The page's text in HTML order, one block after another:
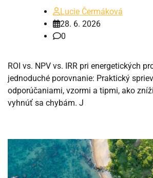
Lucie Čermáková
28. 6. 2026
0
ROI vs. NPV vs. IRR pri energetických
jednoduché porovnanie: Praktický
odporúčaniami, vzormi a tipmi, ako
vyhnúť sa chybám. J